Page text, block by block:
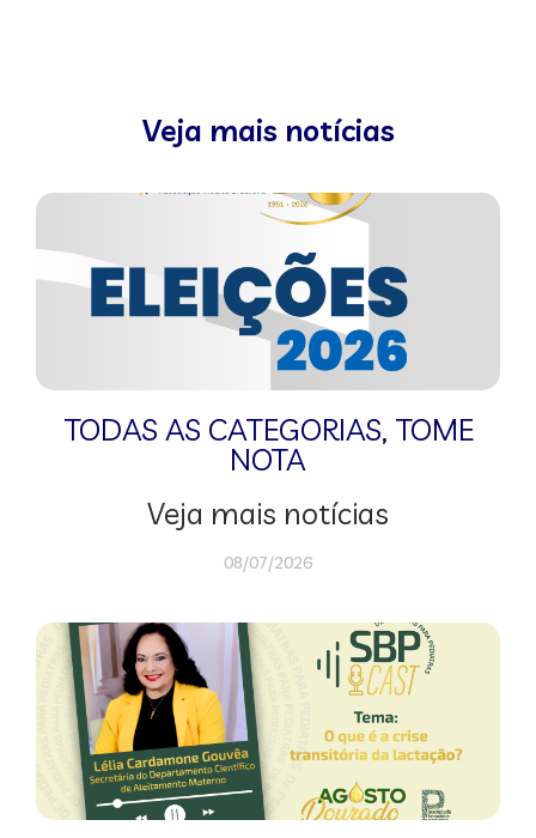
Veja mais notícias
TODAS AS CATEGORIAS, TOME
NOTA
Veja mais notícias
08/07/2026